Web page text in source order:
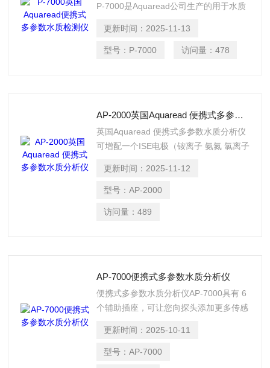
P-7000是Aquaread公司生产的用于水质
件和自清扫系统。
更新时间： 2025-11-13
型号： P-7000 访问量： 478
AP-2000英国Aquaread 便携式多参数水质分析仪
英国Aquaread 便携式多参数水质分析仪
可增配一个ISE电极（铵离子 氨氮 氯离子
绿素 蓝藻 浊度 水中油）可更换成其他参
数等水质多参数指标，均有温度自动补偿
更新时间： 2025-11-12
型号：AP-2000
访问量：489
AP-7000便携式多参数水质分析仪
便携式多参数水质分析仪AP-7000具有 6
个辅助插座，可让您向探头添加更多传感
我们的离子选择性或光学传感器的任意组
合配合使用。 AP-7000 可通过
更新时间： 2025-10-11
型号：AP-7000